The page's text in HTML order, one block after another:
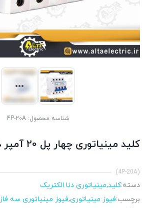
شناسه محصول:4P-20A
کلید مینیاتوری چهار پل 20 آمپر دنا الکتریک
(4P-20A)
دسته:کلید,مینیاتوری دنا الکتریک
برچسب:فیوز مینیاتوری,فیوز مینیاتوری سه فاز